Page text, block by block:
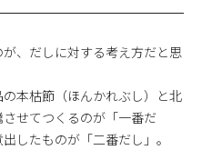
、だしに対する考え方だと思
本枯節（ほんかれぶし）と北
せてつくるのが「一番だ
したものが「二番だし」。